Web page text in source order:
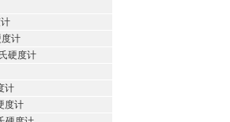
计
硬度计
计
度计